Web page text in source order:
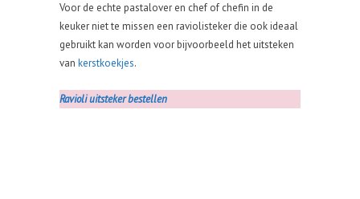
Voor de echte pastalover en chef of chefin in de
keuker niet te missen een raviolisteker die ook ideaal
gebruikt kan worden voor bijvoorbeeld het uitsteken
van kerstkoekjes.
Ravioli uitsteker bestellen